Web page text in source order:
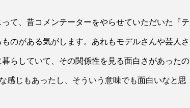
て、昔コメンテーターをやらせていただいた『テ
のがある気がします。あれもモデルさんや芸人さ
らしていて、その関係性を見る面白さがあったの
感じもあったし、そういう意味でも面白いなと思